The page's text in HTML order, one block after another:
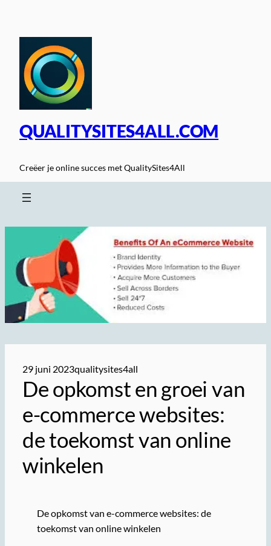
inhoud
QUALITYSITES4ALL.COM
Creëer je online succes met QualitySites4All
29 juni 2023qualitysites4all
De opkomst en groei van
e-commerce websites:
de toekomst van online
winkelen
De opkomst van e-commerce websites: de
toekomst van online winkelen